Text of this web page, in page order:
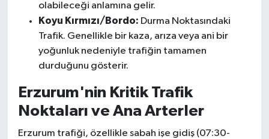
olabileceği anlamına gelir.
Koyu Kırmızı/Bordo: Durma Noktasındaki
Trafik. Genellikle bir kaza, arıza veya ani bir
yoğunluk nedeniyle trafiğin tamamen
durduğunu gösterir.
Erzurum'nin Kritik Trafik
Noktaları ve Ana Arterler
Erzurum trafiği, özellikle sabah işe gidiş (07:30-